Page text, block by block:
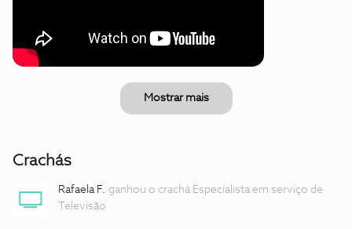
Mostrar mais
Crachás
Rafaela F. ganhou o crachá Especialista em serviço de
Televisão